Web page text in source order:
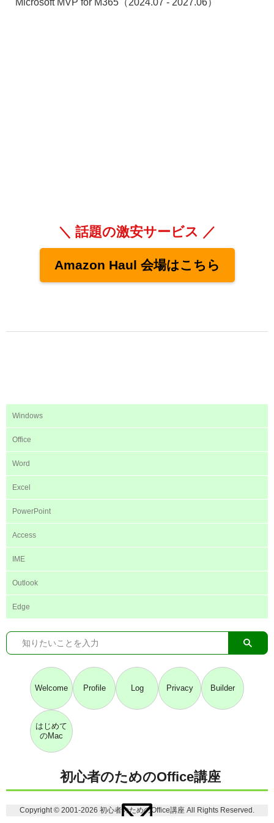
Microsoft MVP for M365（2024.07 - 2027.06）
＼ 話題の激安サービス ／
Amazon Haul 会場はこちら
Windows
Office
Word
Excel
PowerPoint
Access
IME
Outlook
Edge
Welcome Profile Log Privacy Builder
はじめて
のMac
初心者のためのOffice講座
Copyright © 2001-2026 初心者のためのOffice講座 All Rights Reserved.